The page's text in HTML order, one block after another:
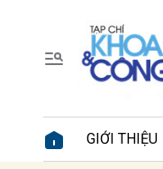
GIỚI THIỆU